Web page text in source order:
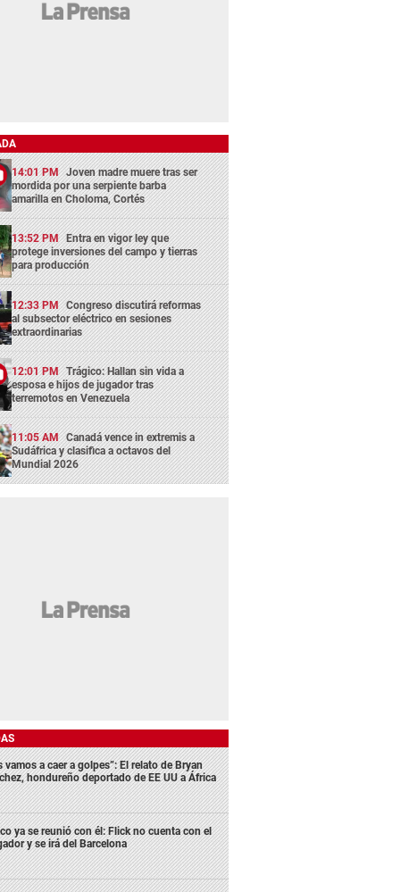
14:01 PM Joven madre muere tras ser
mordida por una serpiente barba
amarilla en Choloma, Cortés
13:52 PM Entra en vigor ley que
protege inversiones del campo y tierras
para producción
12:33 PM Congreso discutirá reformas
al subsector eléctrico en sesiones
extraordinarias
12:01 PM Trágico: Hallan sin vida a
esposa e hijos de jugador tras
terremotos en Venezuela
11:05 AM Canadá vence in extremis a
Sudáfrica y clasifica a octavos del
Mundial 2026
vamos a caer a golpes”: El relato de Bryan
hondureño deportado de EE UU a África
ya se reunió con él: Flick no cuenta con el
y se irá del Barcelona